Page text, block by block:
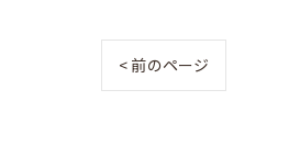
< 前のページ